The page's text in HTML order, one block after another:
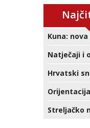
Kuna:
Natječaji i
Hrvatski
Streljačko